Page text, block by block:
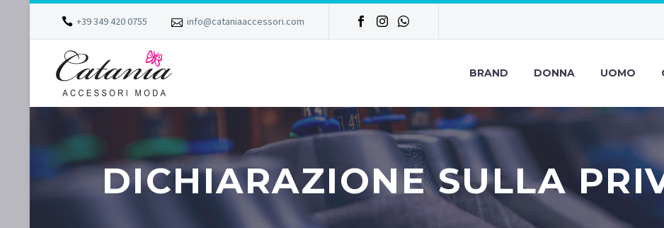
+39 349 420 0755 info@cataniaaccessori.com
BRAND DONNA UOMO
DICHIARAZIONE SULLA